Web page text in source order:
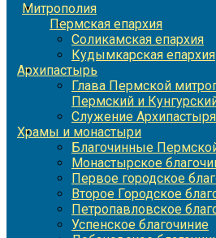
Митрополия
Пермская епархия
Соликамская епархия
Кудымкарская епархия
Архипастырь
Глава Пермской
Пермский и
Служение Архипастыря
Храмы и монастыри
Благочинные
Монастырское
Первое городское
Второе Городское
Петропавловское
Успенское благочиние